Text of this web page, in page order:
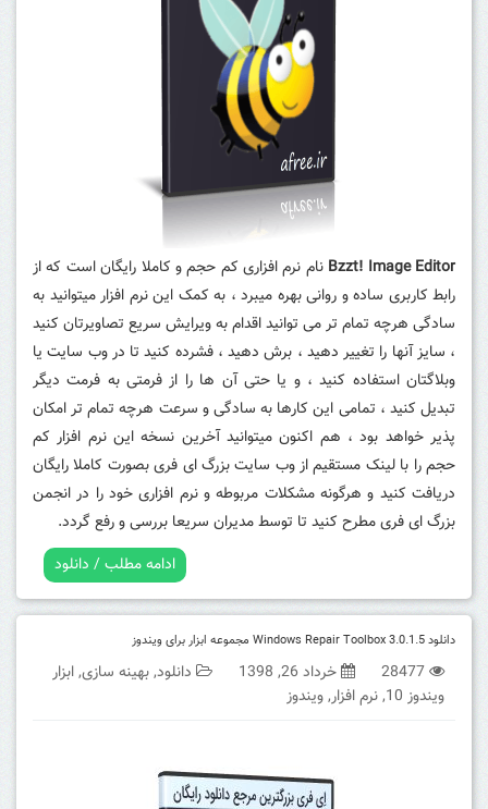
Bzzt! Image Editor نام نرم افزاری کم حجم و کاملا رایگان است که از
رابط کاربری ساده و روانی بهره میبرد ، به کمک این نرم افزار میتوانید به
سادگی هرچه تمام تر می توانید اقدام به ویرایش سریع تصاویرتان کنید
، سایز آنها را تغییر دهید ، برش دهید ، فشرده کنید تا در وب سایت یا
وبلاگتان استفاده کنید ، و یا حتی آن ها را از فرمتی به فرمت دیگر
تبدیل کنید ، تمامی این کارها به سادگی و سرعت هرچه تمام تر امکان
پذیر خواهد بود ، هم اکنون میتوانید آخرین نسخه این نرم افزار کم
حجم را با لینک مستقیم از وب سایت بزرگ ای فری بصورت کاملا رایگان
دریافت کنید و هرگونه مشکلات مربوطه و نرم افزاری خود را در انجمن
بزرگ ای فری مطرح کنید تا توسط مدیران سریعا بررسی و رفع گردد.
ادامه مطلب / دانلود
دانلود Windows Repair Toolbox 3.0.1.5 مجموعه ابزار برای ویندوز
28477 خرداد 26, 1398 دانلود,بهینه سازی,ابزار
ویندوز 10
,نرم افزار,ویندوز